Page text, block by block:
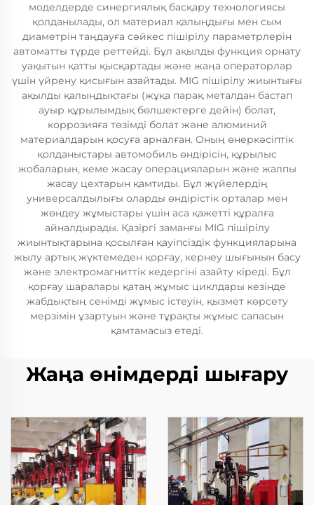
моделдерде синергиялық басқару технологиясы
қолданылады, ол материал қалыңдығы мен сым
диаметрін таңдауға сәйкес пішірілу параметрлерін
автоматты түрде реттейді. Бұл ақылды функция орнату
уақытын қатты қысқартады және жаңа операторлар
үшін үйрену қисығын азайтады. MIG пішірілу жиынтығы
ақылды қалыңдықтағы (жұқа парақ металдан бастап
ауыр құрылымдық бөлшектерге дейін) болат,
коррозияға төзімді болат және алюминий
материалдарын қосуға арналған. Оның өнеркәсіптік
қолданыстары автомобиль өндірісін, құрылыс
жобаларын, кеме жасау операцияларын және жалпы
жасау цехтарын қамтиды. Бұл жүйелердің
универсалдылығы оларды өндірістік орталар мен
жөндеу жұмыстары үшін аса қажетті құралға
айналдырады. Қазіргі заманғы MIG пішірілу
жиынтықтарына қосылған қауіпсіздік функцияларына
жылу артық жүктемеден қорғау, кернеу шығынын басу
және электромагниттік кедергіні азайту кіреді. Бұл
қорғау шаралары қатаң жұмыс циклдары кезінде
жабдықтың сенімді жұмыс істеуін, қызмет көрсету
мерзімін ұзартуын және тұрақты жұмыс сапасын
қамтамасыз етеді.
Жаңа өнімдерді шығару